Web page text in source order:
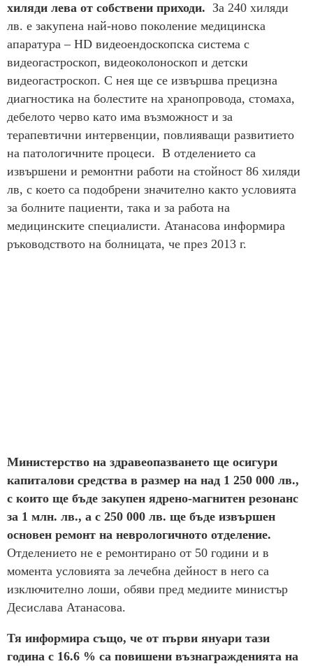
хиляди лева от собствени приходи. За 240 хиляди
лв. е закупена най-ново поколение медицинска
апаратура – HD видеоендоскопска система с
видеогастроскоп, видеоколоноскоп и детски
видеогастроскоп. С нея ще се извършва прецизна
диагностика на болестите на хранопровода, стомаха,
дебелото черво като има възможност и за
терапевтични интервенции, повлияващи развитието
на патологичните процеси. В отделението са
извършени и ремонтни работи на стойност 86 хиляди
лв, с което са подобрени значително както условията
за болните пациенти, така и за работа на
медицинските специалисти. Атанасова информира
ръководството на болницата, че през 2013 г.
Министерство на здравеопазването ще осигури
капиталови средства в размер на над 1 250 000 лв.,
с които ще бъде закупен ядрено-магнитен резонанс
за 1 млн. лв., а с 250 000 лв. ще бъде извършен
основен ремонт на неврологичното отделение.
Отделението не е ремонтирано от 50 години и в
момента условията за лечебна дейност в него са
изключително лоши, обяви пред медиите министър
Десислава Атанасова.
Тя информира също, че от първи януари тази
година с 16.6 % са повишени възнагражденията на